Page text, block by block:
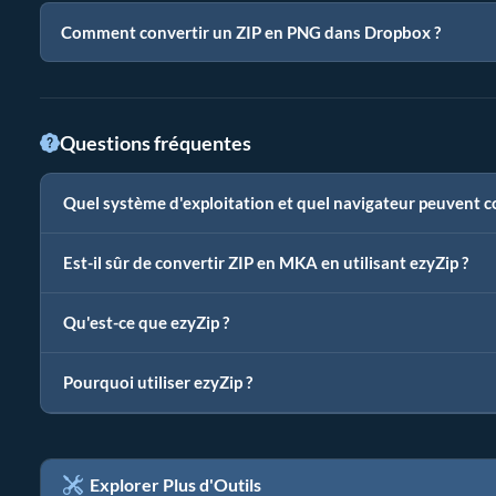
Comment convertir un ZIP en PNG dans Dropbox ?
Questions fréquentes
Quel système d'exploitation et quel navigateur peuvent
Est-il sûr de convertir ZIP en MKA en utilisant ezyZip ?
Qu'est-ce que ezyZip ?
Pourquoi utiliser ezyZip ?
Explorer Plus d'Outils